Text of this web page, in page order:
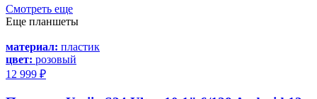
Смотреть еще
Еще планшеты
материал: пластик
цвет: розовый
12 999 ₽